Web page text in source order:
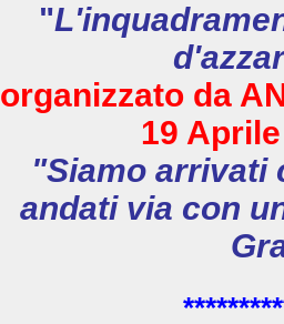
"
organizzato da
19
"Siamo arrivati
andati via con